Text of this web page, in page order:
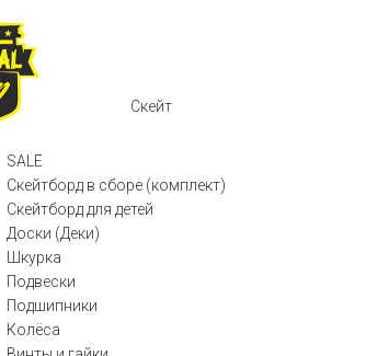
Скейт
SALE
Скейтборд в сборе (комплект)
Скейтборд для детей
Доски (Деки)
Шкурка
Подвески
Подшипники
Колёса